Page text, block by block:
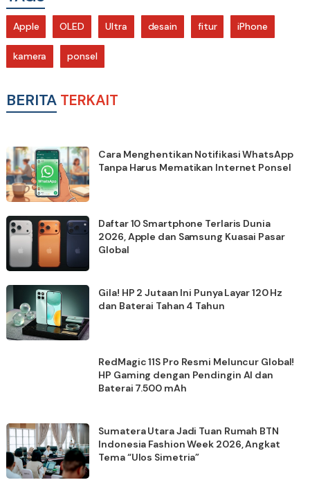
Apple OLED Ultra desain fitur iPhone
kamera ponsel
BERITA TERKAIT
Cara Menghentikan Notifikasi WhatsApp
Tanpa Harus Mematikan Internet Ponsel
Daftar 10 Smartphone Terlaris Dunia
2026, Apple dan Samsung Kuasai Pasar
Global
Gila! HP 2 Jutaan Ini Punya Layar 120 Hz
dan Baterai Tahan 4 Tahun
RedMagic 11S Pro Resmi Meluncur Global!
HP Gaming dengan Pendingin AI dan
Baterai 7.500 mAh
Sumatera Utara Jadi Tuan Rumah BTN
Indonesia Fashion Week 2026, Angkat
Tema “Ulos Simetria”